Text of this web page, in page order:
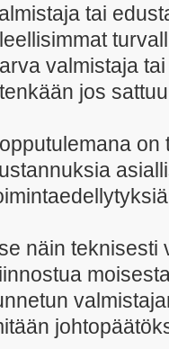
tai
valmistaja
jos
näin teknisesti